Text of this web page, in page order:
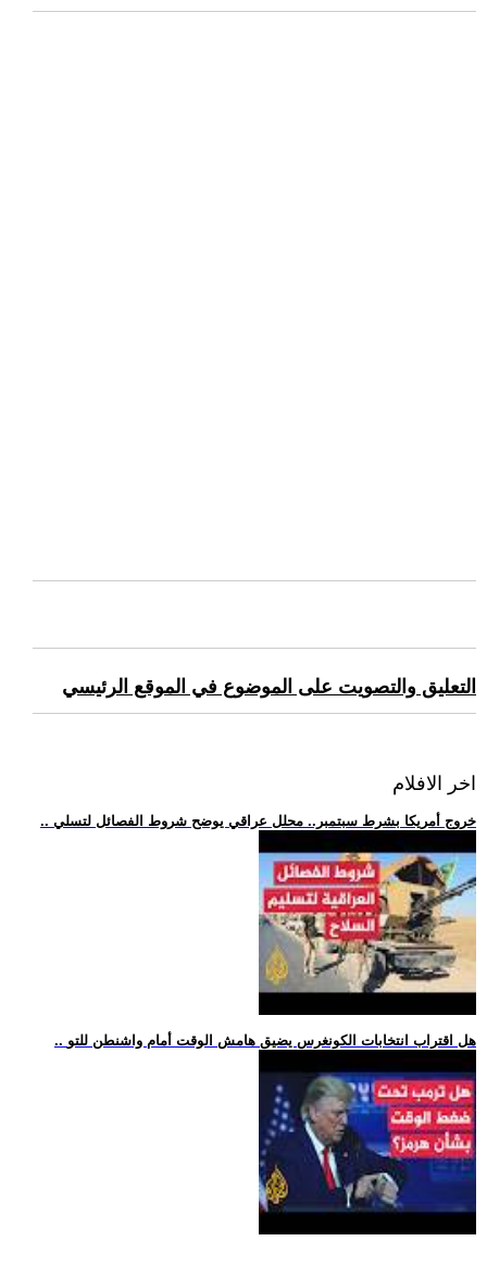
التعليق والتصويت على الموضوع في الموقع الرئيسي
اخر الافلام
.. خروج أمريكا بشرط سبتمبر.. محلل عراقي يوضح شروط الفصائل لتسلي
.. هل اقتراب انتخابات الكونغرس يضيق هامش الوقت أمام واشنطن للتو